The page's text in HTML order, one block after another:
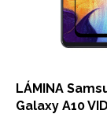
LÁMINA
Galaxy A10